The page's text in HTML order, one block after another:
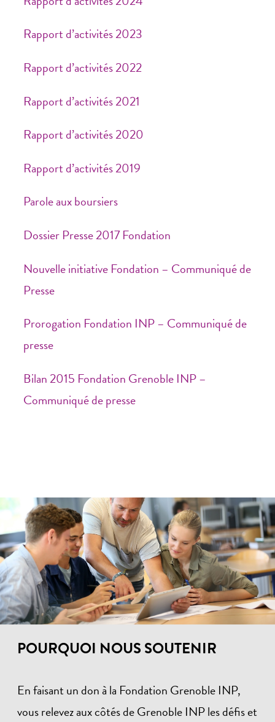
Rapport d’activités 2023
Rapport d’activités 2022
Rapport d’activités 2021
Rapport d’activités 2020
Rapport d’activités 2019
Parole aux boursiers
Dossier Presse 2017 Fondation
Nouvelle initiative Fondation – Communiqué de
Presse
Prorogation Fondation INP – Communiqué de
presse
Bilan 2015 Fondation Grenoble INP –
Communiqué de presse
POURQUOI NOUS SOUTENIR
En faisant un don à la Fondation Grenoble INP,
vous relevez aux côtés de Grenoble INP les défis et